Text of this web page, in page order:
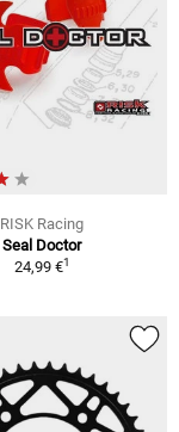
RISK Racing
Seal Doctor
24,99 €1